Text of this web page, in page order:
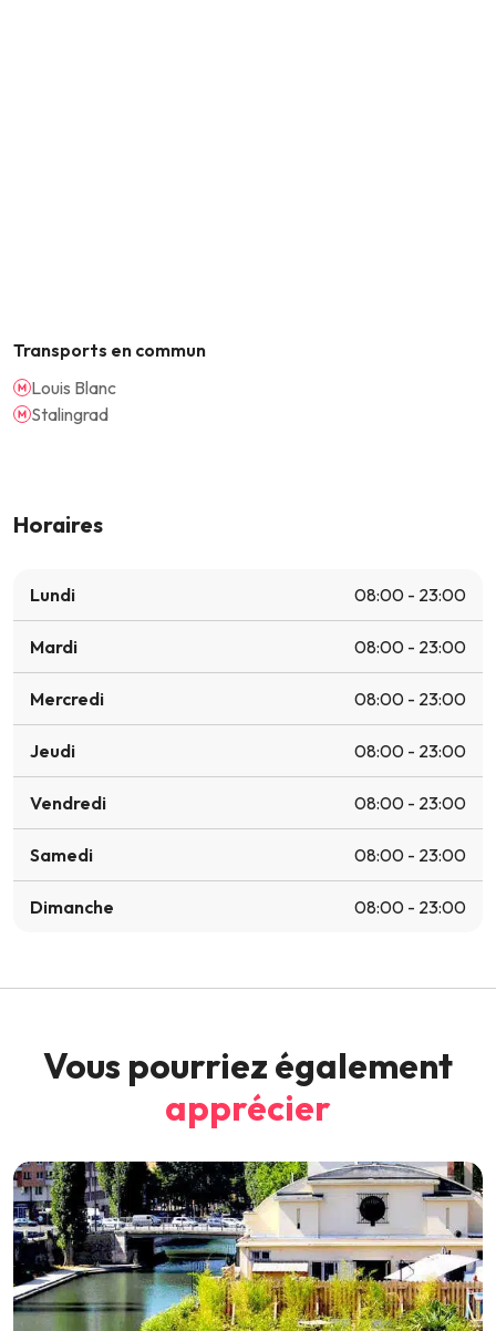
Transports en commun
Louis Blanc
Stalingrad
Horaires
Lundi 08:00 - 23:00
Mardi 08:00 - 23:00
Mercredi 08:00 - 23:00
Jeudi 08:00 - 23:00
Vendredi 08:00 - 23:00
Samedi 08:00 - 23:00
Dimanche 08:00 - 23:00
Vous pourriez également
apprécier